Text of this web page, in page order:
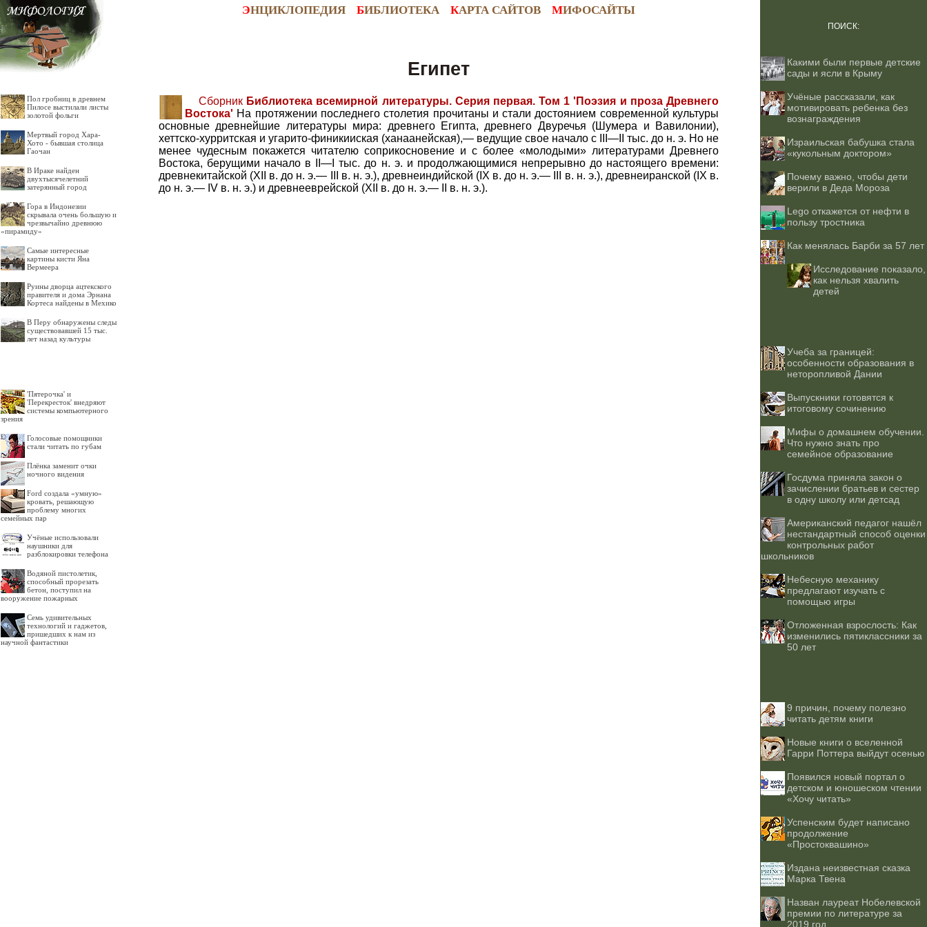
ЭНЦИКЛОПЕДИЯ БИБЛИОТЕКА КАРТА САЙТОВ МИФОСАЙТЫ
Пол гробниц в древнем
Пилосе выстилали листы
золотой фольги
Мертвый город Хара-
Хото - бывшая столица
Гаочан
В Ираке найден
двухтысячелетний
затерянный город
Гора в Индонезии
скрывала очень большую и
чрезвычайно древнюю
«пирамиду»
Самые интересные
картины кисти Яна
Вермеера
Руины дворца ацтекского
правителя и дома Эрнана
Кортеса найдены в Мехико
В Перу обнаружены следы
существовавшей 15 тыс.
лет назад культуры
'Пятерочка' и
'Перекресток' внедряют
системы компьютерного
зрения
Голосовые помощники
стали читать по губам
Плёнка заменит очки
ночного видения
Ford создала «умную»
кровать, решающую
проблему многих
семейных пар
Учёные использовали
наушники для
разблокировки телефона
Водяной пистолетик,
способный прорезать
бетон, поступил на
вооружение пожарных
Семь удивительных
технологий и гаджетов,
пришедших к нам из
научной фантастики
Египет
Сборник Библиотека всемирной литературы. Серия первая. Том 1 'Поэзия и проза Древнего
Востока' На протяжении последнего столетия прочитаны и стали достоянием современной культуры
основные древнейшие литературы мира: древнего Египта, древнего Двуречья (Шумера и Вавилонии),
хеттско-хурритская и угарито-финикииская (ханаанейская),— ведущие свое начало с III—II тыс. до н. э. Но не
менее чудесным покажется читателю соприкосновение и с более «молодыми» литературами Древнего
Востока, берущими начало в II—I тыс. до н. э. и продолжающимися непрерывно до настоящего времени:
древнекитайской (XII в. до н. э.— III в. н. э.), древнеиндийской (IX в. до н. э.— III в. н. э.), древнеиранской (IX в.
до н. э.— IV в. н. э.) и древнееврейской (XII в. до н. э.— II в. н. э.).
ПОИСК:
Какими были первые детские
сады и ясли в Крыму
Учёные рассказали, как
мотивировать ребенка без
вознаграждения
Израильская бабушка стала
«кукольным доктором»
Почему важно, чтобы дети
верили в Деда Мороза
Lego откажется от нефти в
пользу тростника
Как менялась Барби за 57 лет
Исследование показало,
как нельзя хвалить
детей
Учеба за границей:
особенности образования в
неторопливой Дании
Выпускники готовятся к
итоговому сочинению
Мифы о домашнем обучении.
Что нужно знать про
семейное образование
Госдума приняла закон о
зачислении братьев и сестер
в одну школу или детсад
Американский педагог нашёл
нестандартный способ оценки
контрольных работ
школьников
Небесную механику
предлагают изучать с
помощью игры
Отложенная взрослость: Как
изменились пятиклассники за
50 лет
9 причин, почему полезно
читать детям книги
Новые книги о вселенной
Гарри Поттера выйдут осенью
Появился новый портал о
детском и юношеском чтении
«Хочу читать»
Успенским будет написано
продолжение
«Простоквашино»
Издана неизвестная сказка
Марка Твена
Назван лауреат Нобелевской
премии по литературе за
2019 год